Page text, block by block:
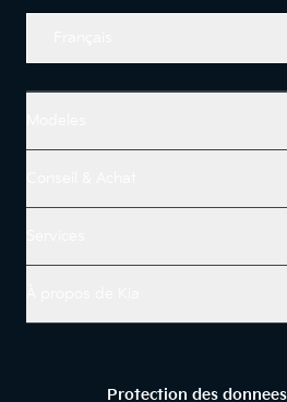
Protection des donnees|